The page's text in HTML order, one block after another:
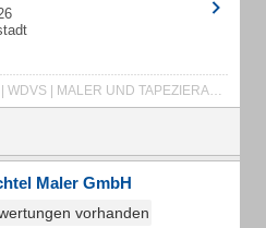
TROCKENBAU | GERÜSTBAU | WDVS | MALER UND TAPEZIERARBEITEN | VERPUTZARBEITEN | BETON SANIEREN | FASSADEN REINIGEN | HAUS ANSTREICHEN | HOLZ BESCHICHTEN | KELLER ISOLIEREN | RAUM TROCKNEN | SCHIMMEL BESEITIGEN | FUGENLOSES BAD | FUGENLOSE BÖDEN | BODENBESCHICHTUNGEN | ABDICHTUNGEN
Maler GmbH
vorhanden